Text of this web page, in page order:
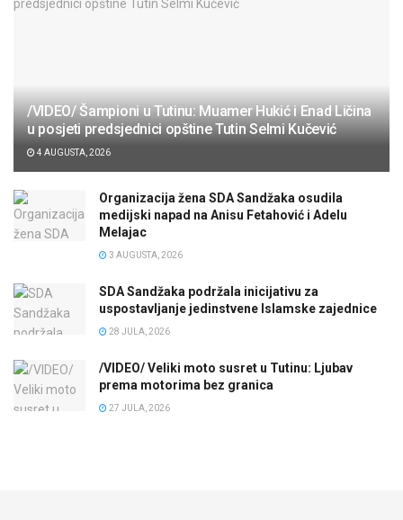
/VIDEO/ Šampioni u Tutinu: Muamer Hukić i Enad Ličina
u posjeti predsjednici opštine Tutin Selmi Kučević
4 AUGUSTA, 2026
Organizacija žena SDA Sandžaka osudila
medijski napad na Anisu Fetahović i Adelu
Melajac
3 AUGUSTA, 2026
SDA Sandžaka podržala inicijativu za
uspostavljanje jedinstvene Islamske zajednice
28 JULA, 2026
/VIDEO/ Veliki moto susret u Tutinu: Ljubav
prema motorima bez granica
27 JULA, 2026